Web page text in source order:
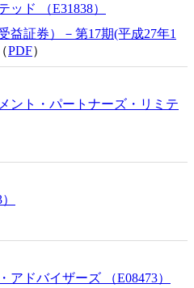
ド （E31838）
益証券）－第17期(平成27年1
（PDF）
ント・パートナーズ・リミテ
ドバイザーズ （E08473）